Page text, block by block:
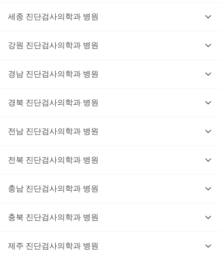
세종 진단검사의학과 병원
강원 진단검사의학과 병원
경남 진단검사의학과 병원
경북 진단검사의학과 병원
전남 진단검사의학과 병원
전북 진단검사의학과 병원
충남 진단검사의학과 병원
충북 진단검사의학과 병원
제주 진단검사의학과 병원
대기없이 진료를 받고 싶으신가요?